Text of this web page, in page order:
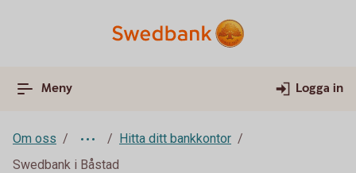
Meny Logga in
Om oss
Hitta ditt bankkontor
Swedbank i Båstad